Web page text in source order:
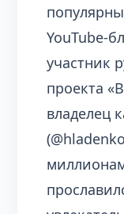
YouTube-
участник
проекта
владелец